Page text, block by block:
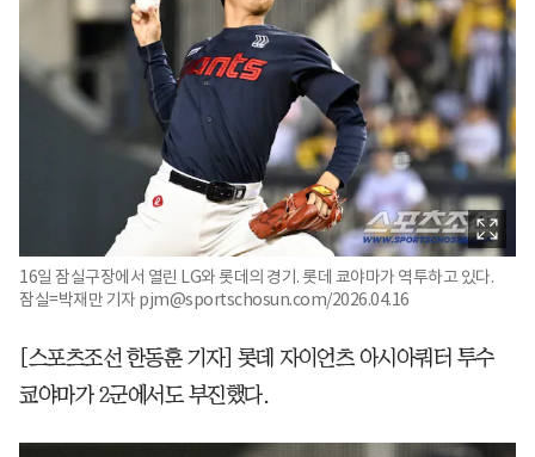
16일 잠실구장에서 열린 LG와 롯데의 경기. 롯데 쿄야마가 역투하고 있다.
잠실=박재만 기자 pjm@sportschosun.com/2026.04.16
[스포츠조선 한동훈 기자] 롯데 자이언츠 아시아쿼터 투수
쿄야마가 2군에서도 부진했다.